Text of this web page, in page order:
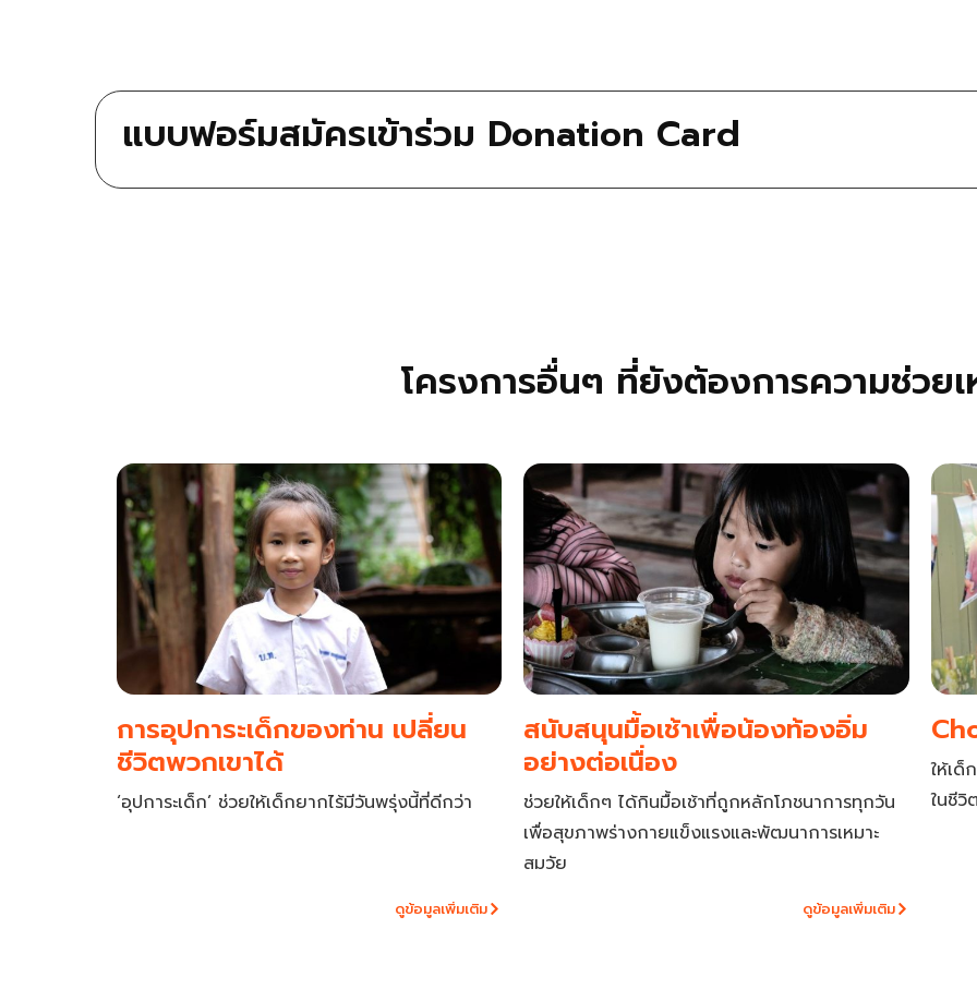
แบบฟอร์มสมัครเข้าร่วม Donation Card
โครงการอื่นๆ ที่ยังต้องการความช่วย
การอุปการะเด็กของท่าน เปลี่ยน
ชีวิตพวกเขาได้
‘อุปการะเด็ก’ ช่วยให้เด็กยากไร้มีวันพรุ่งนี้ที่ดีกว่า
ดูข้อมูลเพิ่มเติม
สนับสนุนมื้อเช้าเพื่อน้องท้องอิ่ม
อย่างต่อเนื่อง
ช่วยให้เด็กๆ ได้กินมื้อเช้าที่ถูกหลักโภชนาการทุกวัน
เพื่อสุขภาพร่างกายแข็งแรงและพัฒนาการเหมาะ
สมวัย
ดูข้อมูลเพิ่มเติม
ให้เด็
ในชีวิ